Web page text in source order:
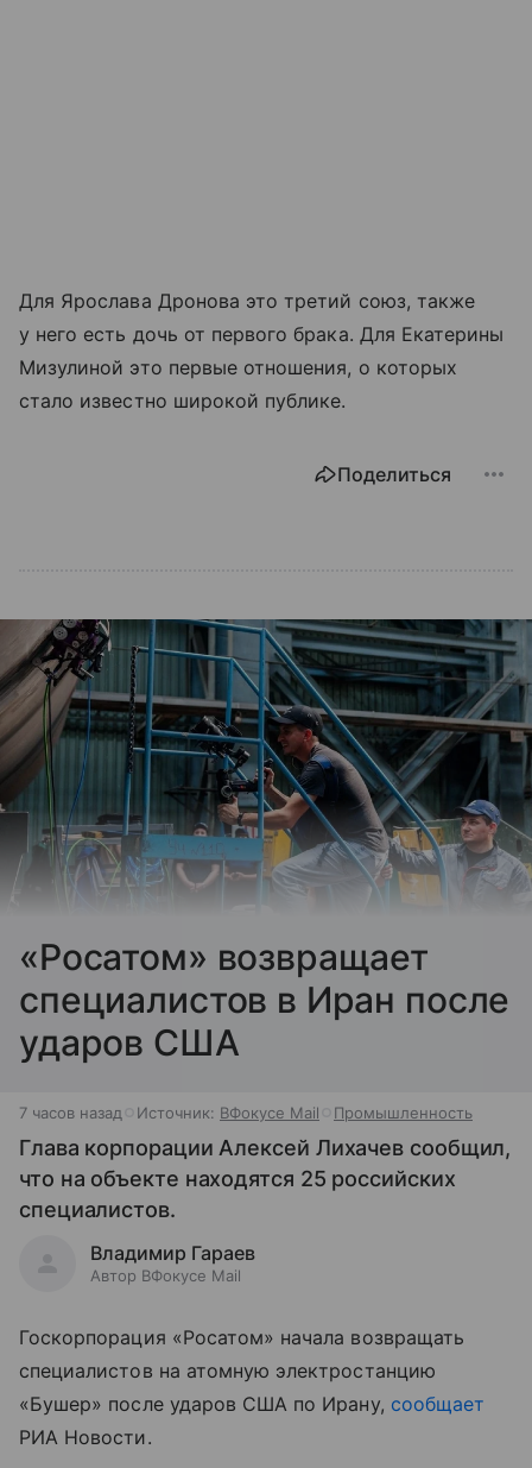
Для Ярослава Дронова это третий союз, также
у него есть дочь от первого брака. Для Екатерины
Мизулиной это первые отношения, о которых
стало известно широкой публике.
Поделиться
«Росатом» возвращает
специалистов в Иран после
ударов США
7 часов назад Источник: ВФокусе Mail Промышленность
Глава корпорации Алексей Лихачев сообщил,
что на объекте находятся 25 российских
специалистов.
Владимир Гараев
Автор ВФокусе Mail
Госкорпорация «Росатом» начала возвращать
специалистов на атомную электростанцию
«Бушер» после ударов США по Ирану, сообщает
РИА Новости.